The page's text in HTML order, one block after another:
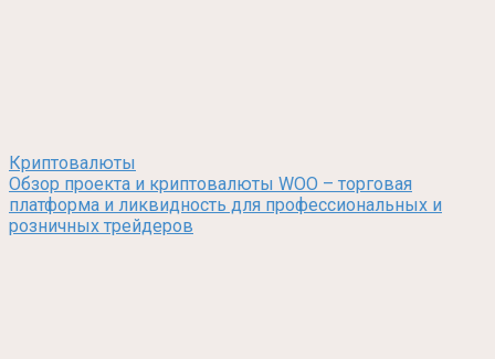
Криптовалюты
Обзор проекта и криптовалюты WOO – торговая
платформа и ликвидность для профессиональных и
розничных трейдеров